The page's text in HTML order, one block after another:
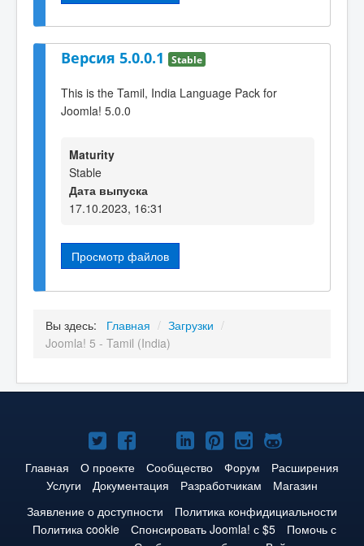
Версия 5.0.0.1 Stable
This is the Tamil, India Language Pack for
Joomla! 5.0.0
Maturity
Stable
Дата выпуска
17.10.2023, 16:31
Просмотр файлов
Вы здесь: Главная / Загрузки /
Joomla! 5 - Tamil (India)
Joomla!
в
Твиттере
Joomla!
в
Facebook
Joomla!
в
YouTube
Joomla!
в
LinkedIn
Joomla!
в
Pinterest
Joomla!
в
Instagram
Joomla!
на
GitHub
Главная О проекте Сообщество Форум
Расширения
Услуги
Документация Разработчикам
Магазин
Заявление о доступности
Политика конфидициальности
Политика cookie
Спонсировать Joomla! с $5
Помочь с